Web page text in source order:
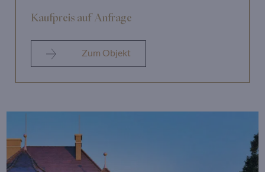
Kaufpreis auf Anfrage
Zum Objekt